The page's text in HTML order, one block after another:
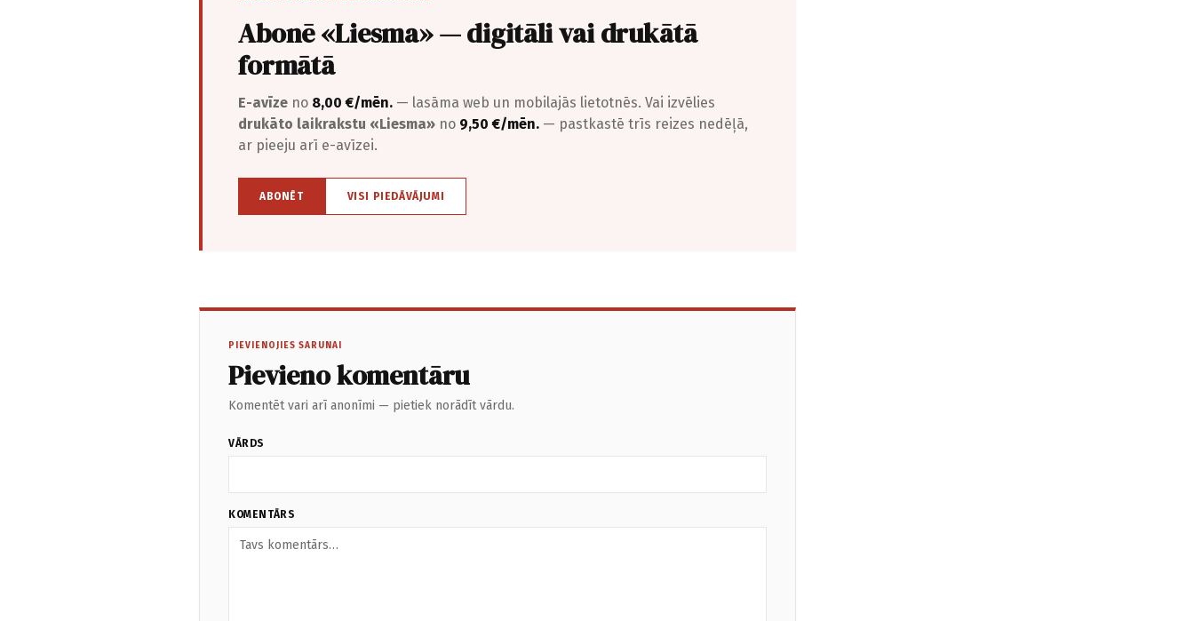
Abonē «Liesma» — digitāli vai drukātā
formātā
E-avīze no 8,00 €/mēn. — lasāma web un mobilajās lietotnēs. Vai izvēlies
drukāto laikrakstu «Liesma» no 9,50 €/mēn. — pastkastē trīs reizes nedēļā,
ar pieeju arī e-avīzei.
ABONĒT VISI PIEDĀVĀJUMI
PIEVIENOJIES SARUNAI
Pievieno komentāru
Komentēt vari arī anonīmi — pietiek norādīt vārdu.
VĀRDS
KOMENTĀRS